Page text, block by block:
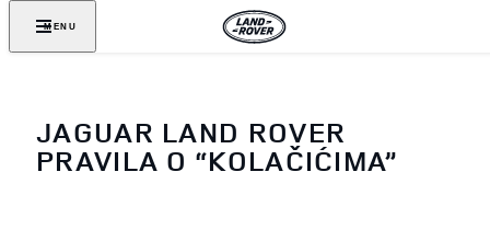
MENU
JAGUAR LAND ROVER
PRAVILA O “KOLAČIĆIMA”